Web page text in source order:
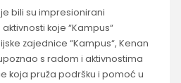
bili su impresionirani
koje “Kampus“
zajednice “Kampus“, Kenan
s radom i aktivnostima
koja pruža podršku i pomoć u